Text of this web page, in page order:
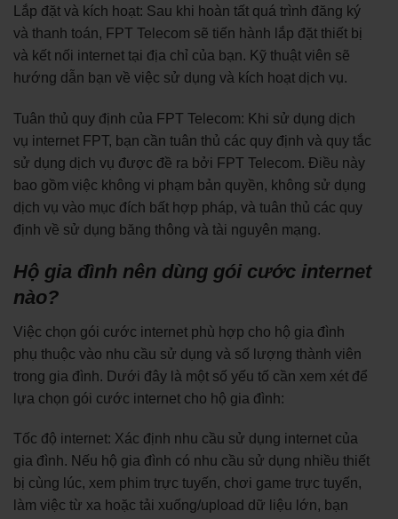
Lắp đặt và kích hoạt: Sau khi hoàn tất quá trình đăng ký
và thanh toán, FPT Telecom sẽ tiến hành lắp đặt thiết bị
và kết nối internet tại địa chỉ của bạn. Kỹ thuật viên sẽ
hướng dẫn bạn về việc sử dụng và kích hoạt dịch vụ.
Tuân thủ quy định của FPT Telecom: Khi sử dụng dịch
vụ internet FPT, bạn cần tuân thủ các quy định và quy tắc
sử dụng dịch vụ được đề ra bởi FPT Telecom. Điều này
bao gồm việc không vi phạm bản quyền, không sử dụng
dịch vụ vào mục đích bất hợp pháp, và tuân thủ các quy
định về sử dụng băng thông và tài nguyên mạng.
Hộ gia đình nên dùng gói cước internet
nào?
Việc chọn gói cước internet phù hợp cho hộ gia đình
phụ thuộc vào nhu cầu sử dụng và số lượng thành viên
trong gia đình. Dưới đây là một số yếu tố cần xem xét để
lựa chọn gói cước internet cho hộ gia đình:
Tốc độ internet: Xác định nhu cầu sử dụng internet của
gia đình. Nếu hộ gia đình có nhu cầu sử dụng nhiều thiết
bị cùng lúc, xem phim trực tuyến, chơi game trực tuyến,
làm việc từ xa hoặc tải xuống/upload dữ liệu lớn, bạn